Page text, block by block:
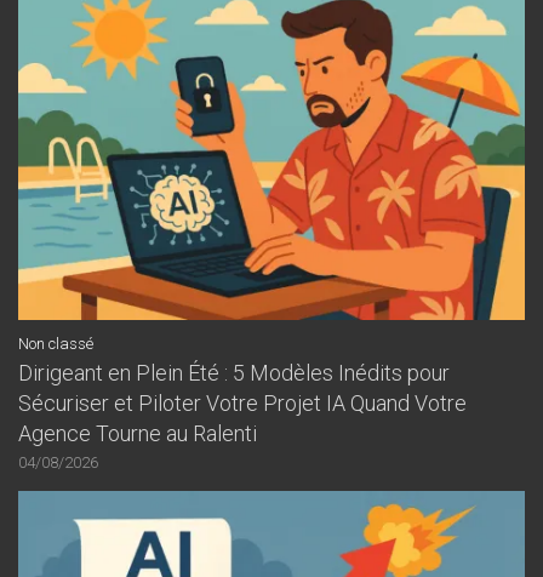
Non classé
Dirigeant en Plein Été : 5 Modèles Inédits pour
Sécuriser et Piloter Votre Projet IA Quand Votre
Agence Tourne au Ralenti
04/08/2026